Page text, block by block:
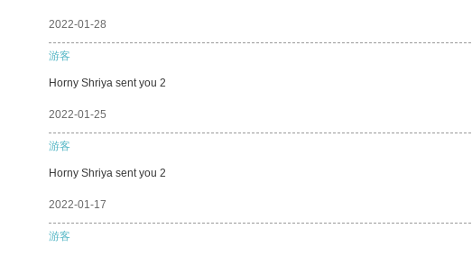
2022-01-28
游客
Horny Shriya sent you 2
2022-01-25
游客
Horny Shriya sent you 2
2022-01-17
游客